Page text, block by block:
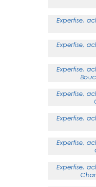
Expertise,
Expertise,
Expertise,
Expertise,
Expertise,
Expertise,
Expertise,